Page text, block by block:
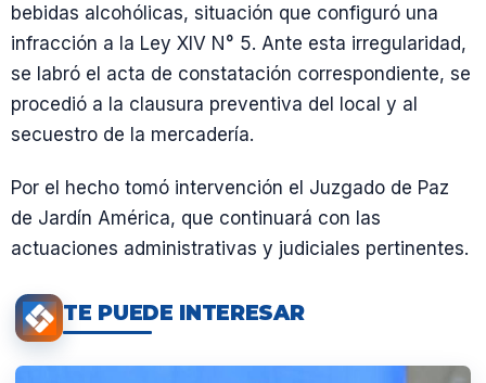
bebidas alcohólicas, situación que configuró una
infracción a la Ley XIV N° 5. Ante esta irregularidad,
se labró el acta de constatación correspondiente, se
procedió a la clausura preventiva del local y al
secuestro de la mercadería.
Por el hecho tomó intervención el Juzgado de Paz
de Jardín América, que continuará con las
actuaciones administrativas y judiciales pertinentes.
TE PUEDE INTERESAR